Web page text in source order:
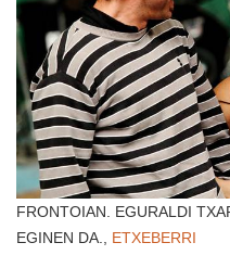
FRONTOIAN. EGURALDI
EGINEN DA., ETXEBERRI